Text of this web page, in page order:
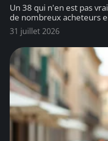
Un 38 qui n'en est pas
de nombreux acheteurs
31 juillet 2026